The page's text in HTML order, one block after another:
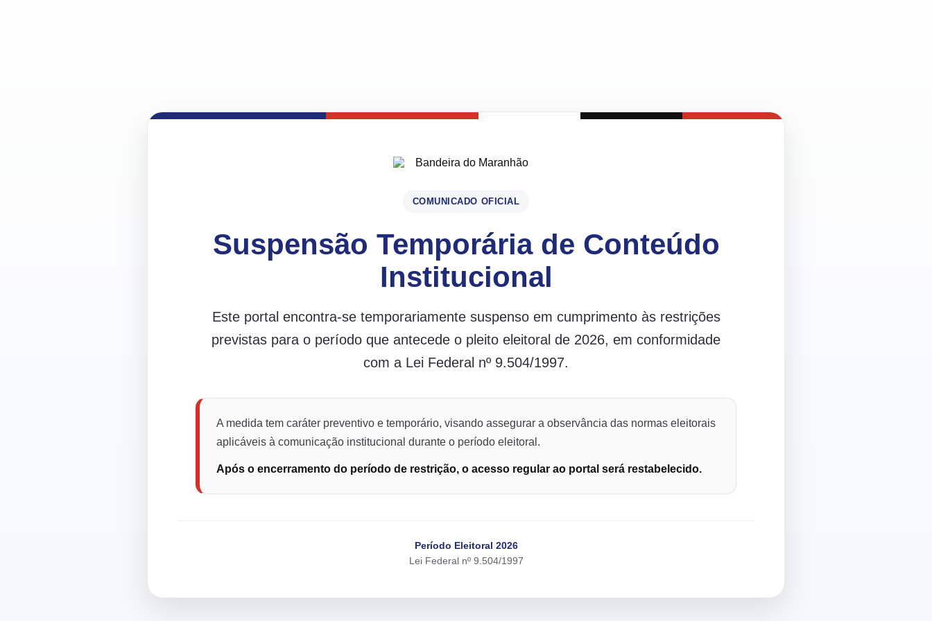
COMUNICADO OFICIAL
Suspensão Temporária de Conteúdo
Institucional
Este portal encontra-se temporariamente suspenso em cumprimento às restrições
previstas para o período que antecede o pleito eleitoral de 2026, em conformidade
com a Lei Federal nº 9.504/1997.
A medida tem caráter preventivo e temporário, visando assegurar a observância das normas eleitorais
aplicáveis à comunicação institucional durante o período eleitoral.
Após o encerramento do período de restrição, o acesso regular ao portal será restabelecido.
Período Eleitoral 2026
Lei Federal nº 9.504/1997